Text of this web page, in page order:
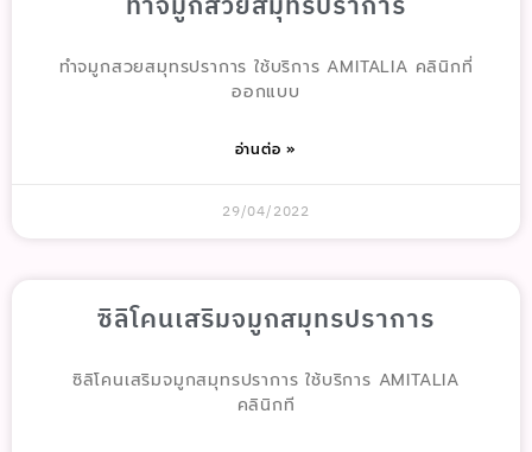
ทำจมูกสวยสมุทรปราการ ใช้บริการ AMITALIA คลินิกที่
ออกแบบ
อ่านต่อ »
29/04/2022
ซิลิโคนเสริมจมูกสมุทรปราการ
ซิลิโคนเสริมจมูกสมุทรปราการ ใช้บริการ AMITALIA
คลินิกที